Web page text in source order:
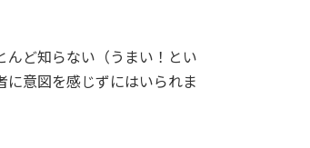
んど知らない（うまい！とい
に意図を感じずにはいられま